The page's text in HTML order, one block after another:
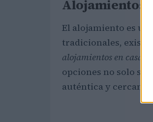
Alojamientos
El alojamiento es
tradicionales, existen
alojamientos en casas
opciones no solo
auténtica y cercana